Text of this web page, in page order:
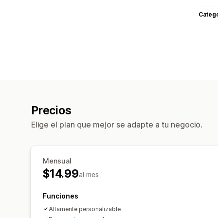
Precios
Elige el plan que mejor se adapte a tu negocio.
Mensual
$14.99al mes
Funciones
Altamente personalizable